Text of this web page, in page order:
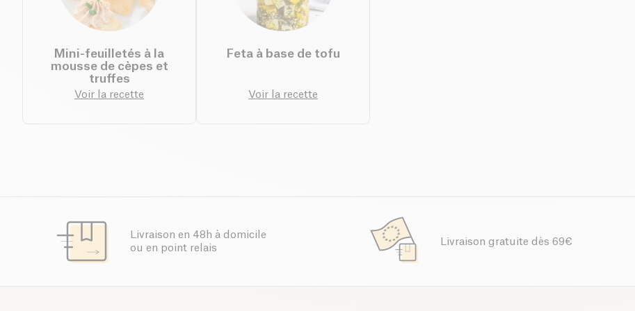
Mini-feuilletés à la
mousse de cèpes et
truffes
Voir la recette
Feta à base de tofu
Voir la recette
Livraison en 48h à domicile
ou en point relais
Livraison gratuite dès 69€